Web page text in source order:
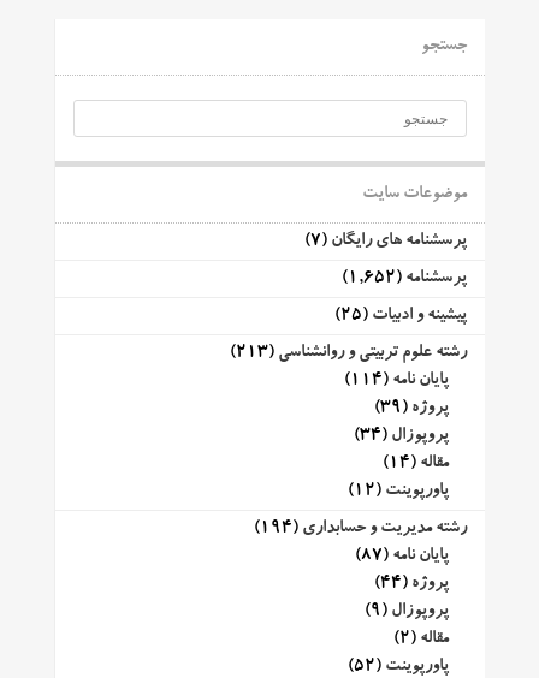
جستجو
موضوعات سایت
پرسشنامه های رایگان (7)
پرسشنامه (1,652)
پیشینه و ادبیات (25)
رشته علوم تربیتی و روانشناسی (213)
پایان نامه (114)
پروژه (39)
پروپوزال (34)
مقاله (14)
پاورپوینت (12)
رشته مدیریت و حسابداری (194)
پایان نامه (87)
پروژه (44)
پروپوزال (9)
مقاله (2)
پاورپوینت (52)